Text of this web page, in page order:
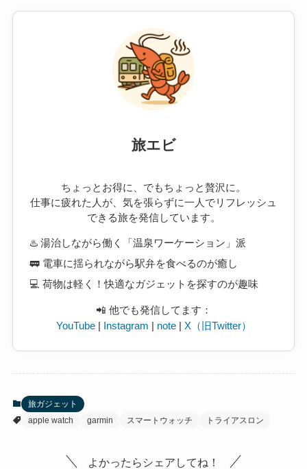
旅エビ
ちょっとお得に、でもちょっと贅沢に。
仕事に疲れた人が、気を張らずに一人でリフレッシュ
できる旅を発信しています。
♨️ 湯治しながら働く「温泉ワーケーション」派
🚃 電車に揺られながら駅弁を食べるのが癒し
💻 荷物は軽く！快適なガジェットを探すのが趣味
📲 他でも発信してます：
YouTube| Instagram | note| X（旧Twitter）
旅ガジェット
apple watch
garmin スマートウォッチ トライアスロン
よかったらシェアしてね！